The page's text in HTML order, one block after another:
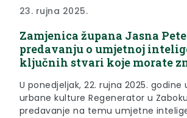
23. rujna 2025.
Zamjenica župana Jasna
predavanju o umjetnoj
ključnih stvari koje morate
U ponedjeljak, 22. rujna 2025. godine
urbane kulture Regenerator u
predavanje na temu umjetne